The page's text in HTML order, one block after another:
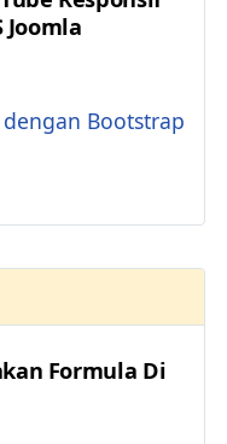
Formula Di
Joomla